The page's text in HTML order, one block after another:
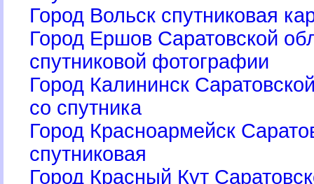
Город Вольск спутниковая
Город Ершов Саратовской
спутниковой фотографии
Город Калининск
со спутника
Город Красноармейск
спутниковая
Город Красный Кут